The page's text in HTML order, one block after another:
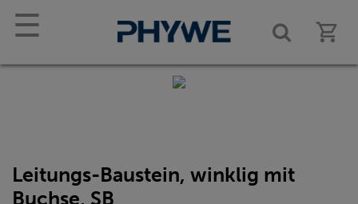
☰
Leitungs-Baustein, winklig mit
Buchse, SB